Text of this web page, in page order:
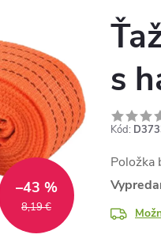
8,19 €
–43 %
s
Kód:
Položka